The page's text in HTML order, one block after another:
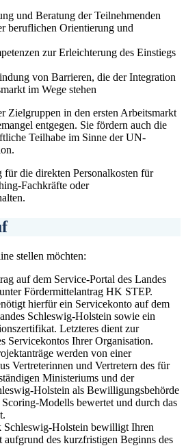
und Beratung der Teilnehmenden
beruflichen Orientierung und
zur Erleichterung des Einstiegs
von Barrieren, die der Integration
im Wege stehen
Zielgruppen in den ersten Arbeitsmarkt
entgegen. Sie fördern auch die
Teilhabe im Sinne der UN-
für die direkten Personalkosten für
Fachkräfte oder
stellen möchten:
auf dem Service-Portal des Landes
Fördermittelantrag HK STEP.
hierfür ein Servicekonto auf dem
Schleswig-Holstein sowie ein
Letzteres dient zur
Servicekontos Ihrer Organisation.
werden von einer
Vertreterinnen und Vertretern des für
Ministeriums und der
Holstein als Bewilligungsbehörde
Modells bewertet und durch das
Schleswig-Holstein bewilligt Ihren
aufgrund des kurzfristigen Beginns des